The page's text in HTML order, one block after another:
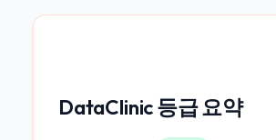
DataClinic 등급 요약